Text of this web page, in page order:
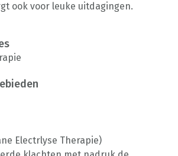
ook voor leuke uitdagingen.
Electrlyse Therapie)